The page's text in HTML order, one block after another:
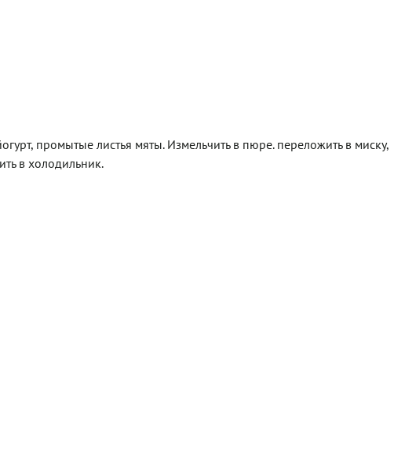
промытые листья мяты. Измельчить в пюре. переложить в миску,
в холодильник.